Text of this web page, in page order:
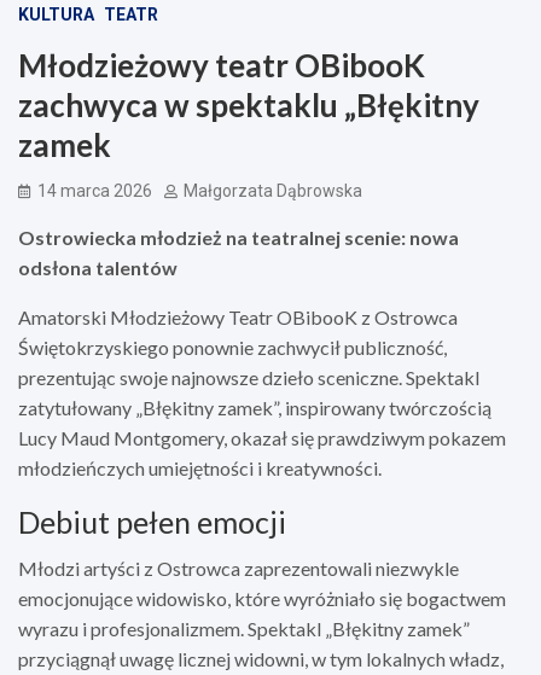
KULTURA TEATR
Młodzieżowy teatr OBibooK
zachwyca w spektaklu „Błękitny
zamek
14 marca 2026 Małgorzata Dąbrowska
Ostrowiecka młodzież na teatralnej scenie: nowa
odsłona talentów
Amatorski Młodzieżowy Teatr OBibooK z Ostrowca
Świętokrzyskiego ponownie zachwycił publiczność,
prezentując swoje najnowsze dzieło sceniczne. Spektakl
zatytułowany „Błękitny zamek”, inspirowany twórczością
Lucy Maud Montgomery, okazał się prawdziwym pokazem
młodzieńczych umiejętności i kreatywności.
Debiut pełen emocji
Młodzi artyści z Ostrowca zaprezentowali niezwykle
emocjonujące widowisko, które wyróżniało się bogactwem
wyrazu i profesjonalizmem. Spektakl „Błękitny zamek”
przyciągnął uwagę licznej widowni, w tym lokalnych władz,